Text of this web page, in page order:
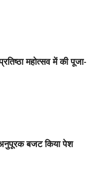
महोत्सव में की पूजा-
बजट किया पेश